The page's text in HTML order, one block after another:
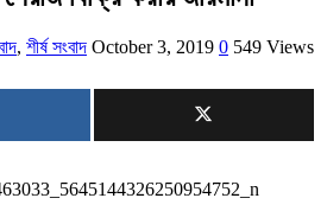
, শীর্ষ সংবাদ October 3, 2019 0 549 Views